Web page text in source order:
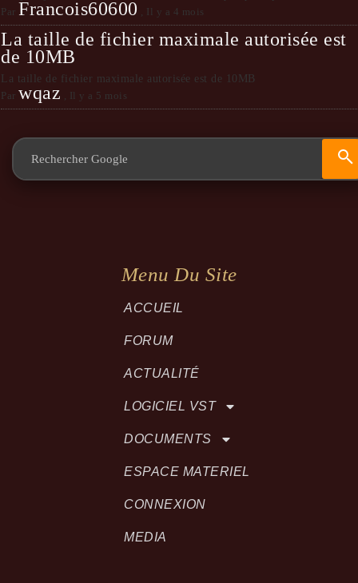
Par Francois60600 , Il y a 4 mois
La taille de fichier maximale autorisée est
de 10MB
La taille de fichier maximale autorisée est de 10MB
Par wqaz , Il y a 5 mois
Menu Du Site
ACCUEIL
FORUM
ACTUALITÉ
LOGICIEL VST
DOCUMENTS
ESPACE MATERIEL
CONNEXION
MEDIA